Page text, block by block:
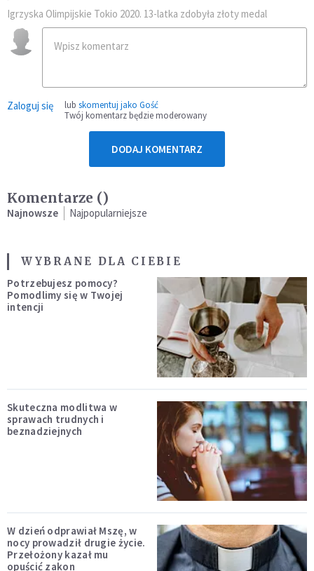
Igrzyska Olimpijskie Tokio 2020. 13-latka zdobyła złoty medal
Zaloguj się lub skomentuj jako Gość
Twój komentarz będzie moderowany
DODAJ KOMENTARZ
Komentarze ()
Najnowsze Najpopularniejsze
WYBRANE DLA CIEBIE
Potrzebujesz pomocy?
Pomodlimy się w Twojej
intencji
Skuteczna modlitwa w
sprawach trudnych i
beznadziejnych
W dzień odprawiał Mszę, w
nocy prowadził drugie życie.
Przełożony kazał mu
opuścić zakon